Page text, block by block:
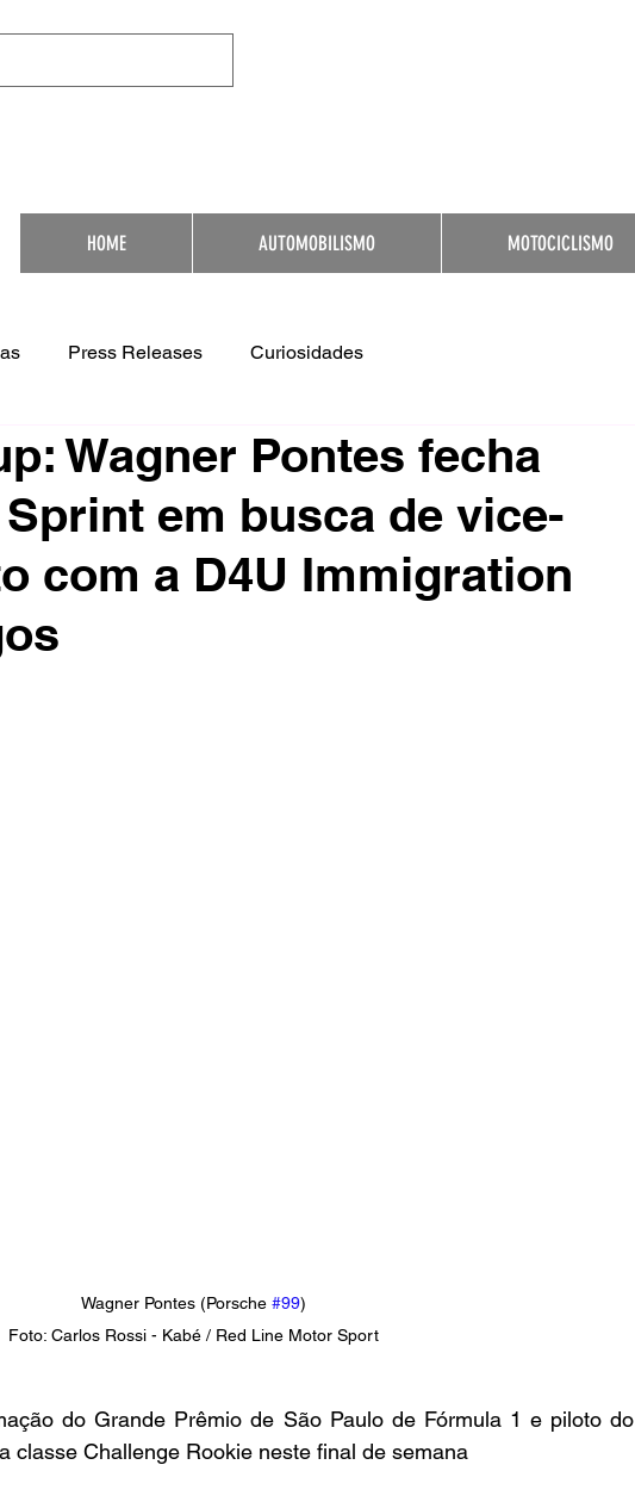
HOME AUTOMOBILISMO MOTOCICLISMO
Press Releases Curiosidades
Wagner Pontes fecha
em busca de vice-
com a D4U Immigration
Wagner Pontes (Porsche #99)
Foto: Carlos Rossi - Kabé / Red Line Motor Sport
do Grande Prêmio de São Paulo de Fórmula 1 e piloto do
classe Challenge Rookie neste final de semana